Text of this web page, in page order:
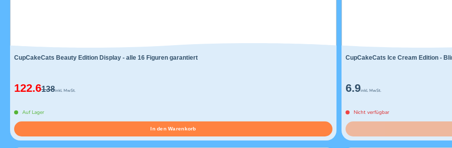
CupCakeCats Beauty Edition Display - alle 16 Figuren garantiert
122.6138inkl. MwSt.
Auf Lager
In den Warenkorb
CupCakeCats Ice Cream Edition -
6.9inkl. MwSt.
Nicht verfügbar